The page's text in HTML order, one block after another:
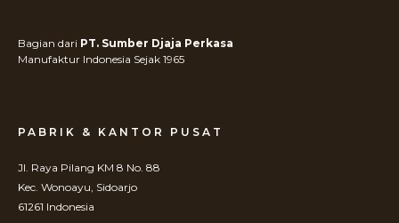
Bagian dari PT. Sumber Djaja Perkasa
Manufaktur Indonesia Sejak 1965
PABRIK & KANTOR PUSAT
Jl. Raya Pilang KM 8 No. 88
Kec. Wonoayu, Sidoarjo
61261 Indonesia